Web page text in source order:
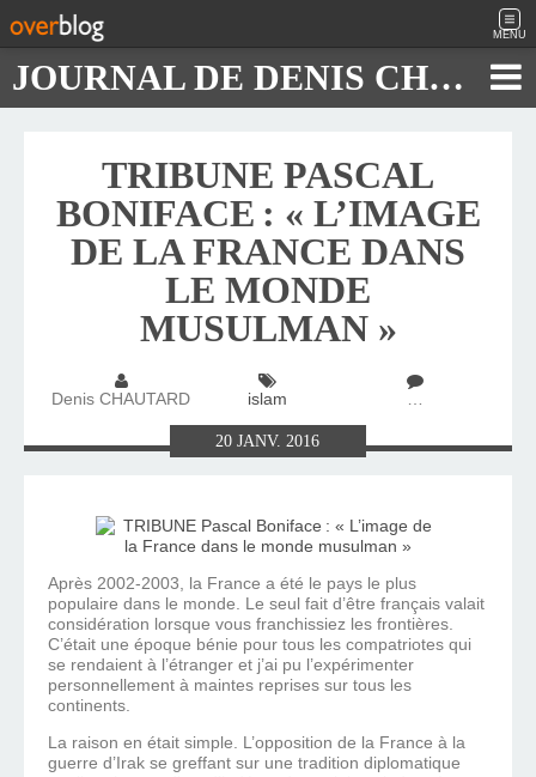
MENU
JOURNAL DE DENIS CHAUTARD
TRIBUNE PASCAL
BONIFACE : « L’IMAGE
DE LA FRANCE DANS
LE MONDE
MUSULMAN »
Denis CHAUTARD islam …
20JANV.2016
Après 2002-2003, la France a été le pays le plus
populaire dans le monde. Le seul fait d’être français valait
considération lorsque vous franchissiez les frontières.
C’était une époque bénie pour tous les compatriotes qui
se rendaient à l’étranger et j’ai pu l’expérimenter
personnellement à maintes reprises sur tous les
continents.
La raison en était simple. L’opposition de la France à la
guerre d’Irak se greffant sur une tradition diplomatique